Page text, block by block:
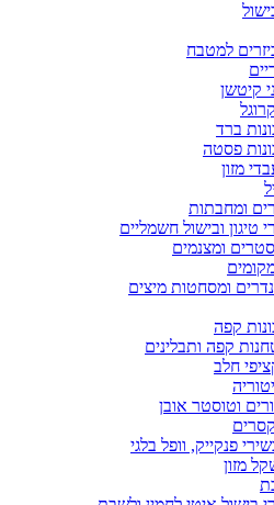
למטבח
קיטשן
ברד
פסטה
מזון
ומחבתות
טיגון ובישול חשמליים
ומצנמים
ומסחטות מיצים
קפה
קפה ותבלינים
חלב
וטוסטר אובן
פנקייק, וופל בלגי
מזון